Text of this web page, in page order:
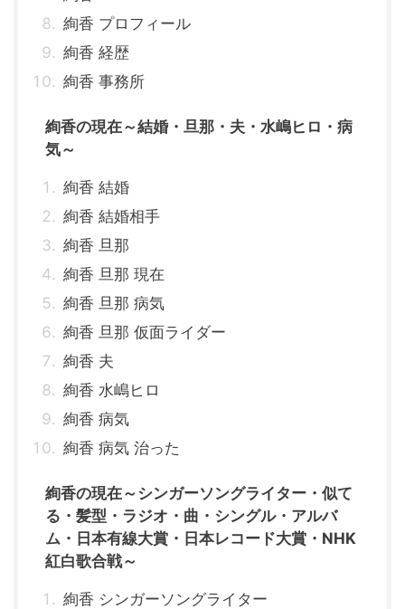
絢香 プロフィール
絢香 経歴
絢香 事務所
絢香の現在～結婚・旦那・夫・水嶋ヒロ・病
気～
絢香 結婚
絢香 結婚相手
絢香 旦那
絢香 旦那 現在
絢香 旦那 病気
絢香 旦那 仮面ライダー
絢香 夫
絢香 水嶋ヒロ
絢香 病気
絢香 病気 治った
絢香の現在～シンガーソングライター・似て
る・髪型・ラジオ・曲・シングル・アルバ
ム・日本有線大賞・日本レコード大賞・NHK
紅白歌合戦～
絢香 シンガーソングライター